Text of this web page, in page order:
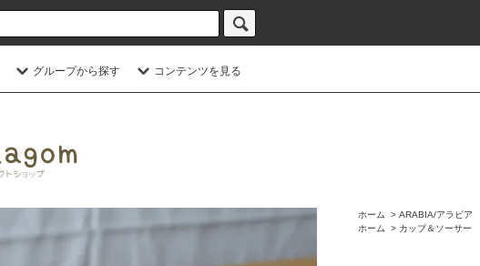
グループから探す コンテンツを見る
ホーム > ARABIA/アラビア
ホーム
> カップ＆ソーサー